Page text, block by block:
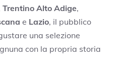
Trentino Alto Adige,
e Lazio, il pubblico
una selezione
con la propria storia